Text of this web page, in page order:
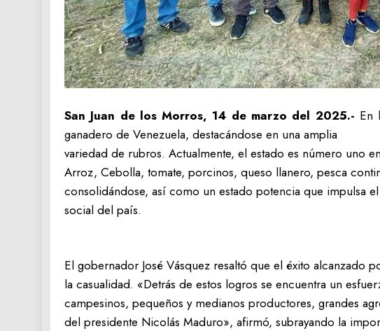
San Juan de los Morros, 14 de marzo del 2025.- En
ganadero de Venezuela, destacándose en una amplia
variedad de rubros. Actualmente, el estado es número uno
Arroz, Cebolla, tomate, porcinos, queso llanero, pesca
consolidándose, así como un estado potencia que impulsa
social del país.
El gobernador José Vásquez resaltó que el éxito alcanzado
la casualidad. «Detrás de estos logros se encuentra un
campesinos, pequeños y medianos productores, grandes
del presidente Nicolás Maduro», afirmó, subrayando la